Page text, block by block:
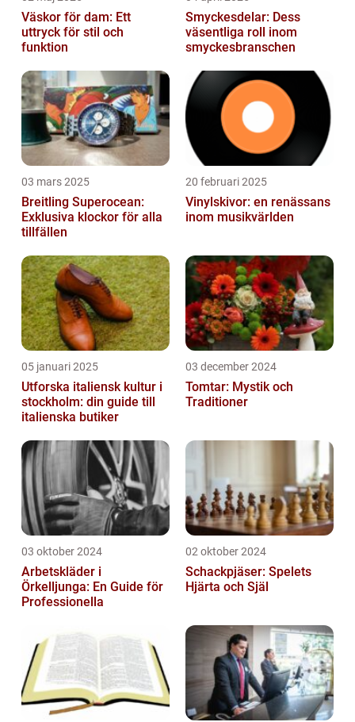
Väskor för dam: Ett
uttryck för stil och
funktion
Smyckesdelar: Dess
väsentliga roll inom
smyckesbranschen
03 mars 2025
Breitling Superocean:
Exklusiva klockor för alla
tillfällen
20 februari 2025
Vinylskivor: en renässans
inom musikvärlden
05 januari 2025
Utforska italiensk kultur i
stockholm: din guide till
italienska butiker
03 december 2024
Tomtar: Mystik och
Traditioner
03 oktober 2024
Arbetskläder i
Örkelljunga: En Guide för
Professionella
02 oktober 2024
Schackpjäser: Spelets
Hjärta och Själ